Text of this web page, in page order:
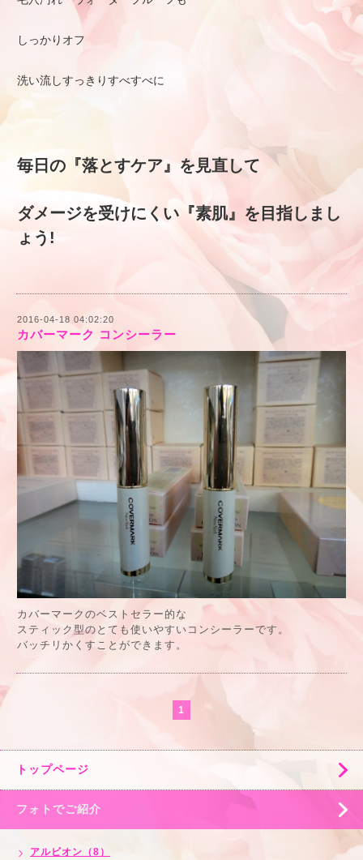
​しっかりオフ
​洗い流しすっきりすべすべに
毎日の『落とすケア』を見直して
ダメージを受けにくい『素肌』を目指しまし
ょう!
2016-04-18 04:02:20
カバーマーク コンシーラー
カバーマークのベストセラー的な
スティック型のとても使いやすいコンシーラーです。
バッチリかくすことができます。
1
トップページ
フォトでご紹介
アルビオン（8）